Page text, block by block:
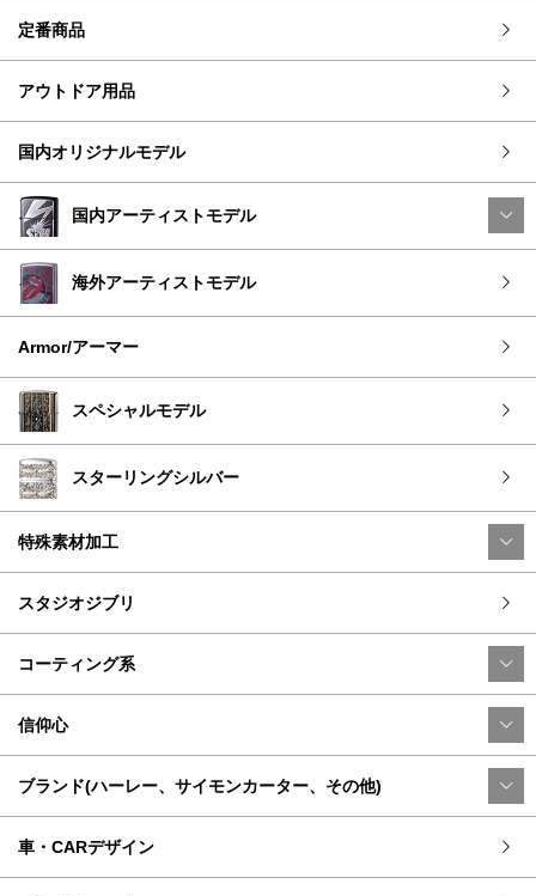
定番商品
アウトドア用品
国内オリジナルモデル
国内アーティストモデル
海外アーティストモデル
Armor/アーマー
スペシャルモデル
スターリングシルバー
特殊素材加工
スタジオジブリ
コーティング系
信仰心
ブランド(ハーレー、サイモンカーター、その他)
車・CARデザイン